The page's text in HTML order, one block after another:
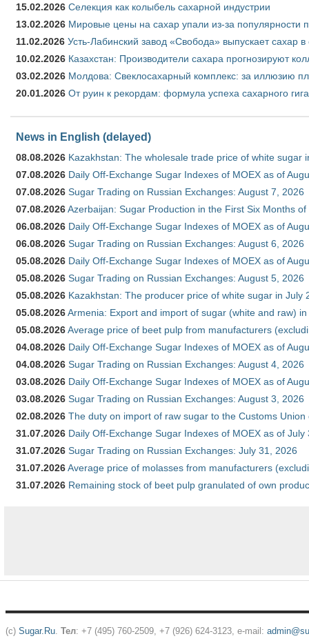
15.02.2026 Селекция как колыбель сахарной индустрии
13.02.2026 Мировые цены на сахар упали из-за популярности
11.02.2026 Усть-Лабинский завод «Свобода» выпускает сахар в
10.02.2026 Казахстан: Производители сахара прогнозируют
03.02.2026 Молдова: Свеклосахарный комплекс: за иллюзию
20.01.2026 От руин к рекордам: формула успеха сахарного
News in English (delayed)
08.08.2026 Kazakhstan: The wholesale trade price of white sugar
07.08.2026 Daily Off-Exchange Sugar Indexes of MOEX as of
07.08.2026 Sugar Trading on Russian Exchanges: August 7, 2026
07.08.2026Azerbaijan: Sugar Production in the First Six Months of
06.08.2026 Daily Off-Exchange Sugar Indexes of MOEX as of
06.08.2026 Sugar Trading on Russian Exchanges: August 6, 2026
05.08.2026 Daily Off-Exchange Sugar Indexes of MOEX as of
05.08.2026 Sugar Trading on Russian Exchanges: August 5, 2026
05.08.2026 Kazakhstan: The producer price of white sugar in July
05.08.2026Armenia: Export and import of sugar (white and raw)
05.08.2026Average price of beet pulp from manufacturers
04.08.2026 Daily Off-Exchange Sugar Indexes of MOEX as of
04.08.2026 Sugar Trading on Russian Exchanges: August 4, 2026
03.08.2026 Daily Off-Exchange Sugar Indexes of MOEX as of
03.08.2026 Sugar Trading on Russian Exchanges: August 3, 2026
02.08.2026 The duty on import of raw sugar to the Customs
31.07.2026 Daily Off-Exchange Sugar Indexes of MOEX as of July
31.07.2026 Sugar Trading on Russian Exchanges: July 31, 2026
31.07.2026Average price of molasses from manufacturers
31.07.2026 Remaining stock of beet pulp granulated of own
(c) Sugar.Ru. Тел: +7 (495) 760-2509, +7 (926) 624-3123, e-mail: